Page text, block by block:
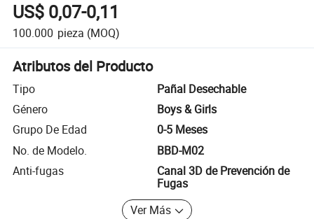
US$ 0,07-0,11
100.000 pieza (MOQ)
Atributos del Producto
Tipo
Pañal Desechable
Género
Boys & Girls
Grupo De Edad
0-5 Meses
No. de Modelo.
BBD-M02
Anti-fugas
Canal 3D de Prevención de
Fugas
Ver Más